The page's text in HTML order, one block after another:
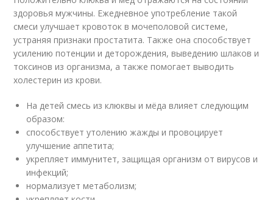
здоровья мужчины. Ежедневное употребление такой
смеси улучшает кровоток в мочеполовой системе,
устраняя признаки простатита. Также она способствует
усилению потенции и деторождения, выведению шлаков и
токсинов из организма, а также помогает выводить
холестерин из крови.
На детей смесь из клюквы и мёда влияет следующим
образом:
способствует утолению жажды и провоцирует
улучшение аппетита;
укрепляет иммунитет, защищая организм от вирусов и
инфекций;
нормализует метаболизм;